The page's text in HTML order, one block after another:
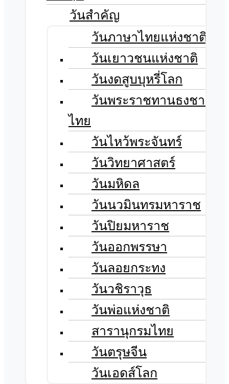
วันสำคัญ
วันภาษาไทยแห่งชาติ
วันเยาวชนแห่งชาติ
วันงดสูบบุหรี่โลก
วันพระราชทานธงชาติ
ไทย
วันไหว้พระจันทร์​
วันวิทยาศาสตร์
วันมหิดล
วันนวมินทรมหาราช
วันปิยมหาราช
วันออกพรรษา
วันลอยกระทง
วันวชิราวุธ
วันพ่อแห่งชาติ
สารานุกรมไทย
วันตรุษจีน
วันเอดส์โลก